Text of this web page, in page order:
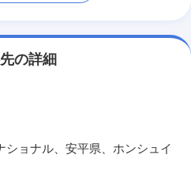
の詳細
ショナル、安平県、ホンシュイ